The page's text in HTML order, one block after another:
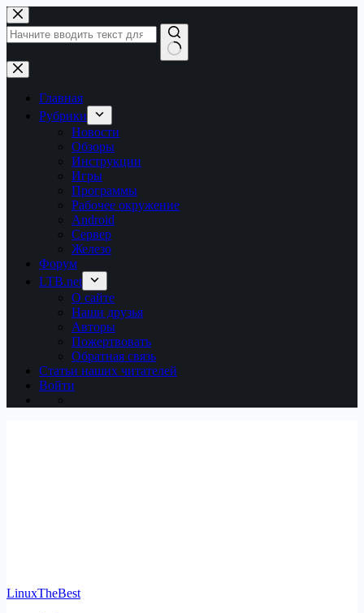
Перейти
к
сути
Ничего
не
найденоГлавная
Рубрики
Новости
Обзоры
Инструкции
Игры
Программы
Рабочее окружение
Android
Сервер
Железо
Форум
LTB.net
О сайте
Наши друзья
Авторы
Пожертвовать
Обратная связь
Статьи наших читателей
Войти
LinuxTheBest